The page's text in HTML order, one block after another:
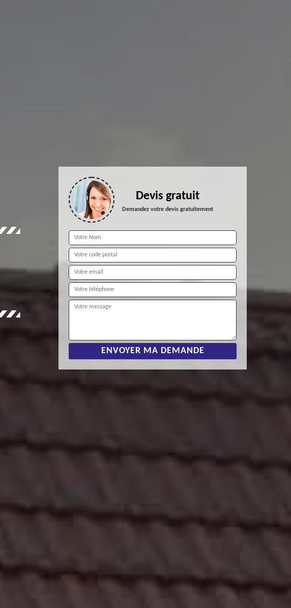
Devis gratuit
Demandez votre devis gratuitement